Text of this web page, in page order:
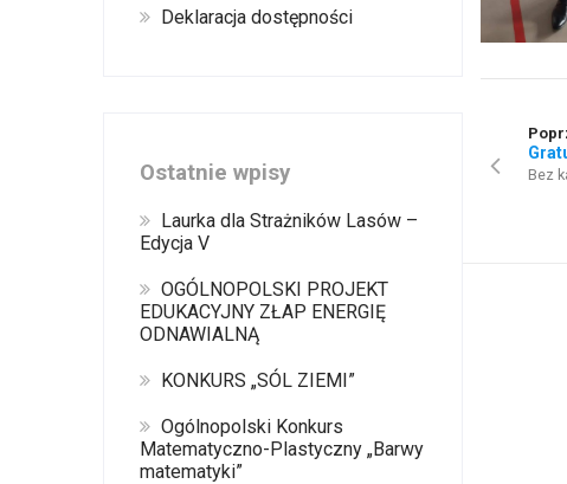
Deklaracja dostępności
Ostatnie wpisy
Laurka dla Strażników Lasów –
Edycja V
OGÓLNOPOLSKI PROJEKT
EDUKACYJNY ZŁAP ENERGIĘ
ODNAWIALNĄ
KONKURS „SÓL ZIEMI”
Ogólnopolski Konkurs
Matematyczno-Plastyczny „Barwy
matematyki”
Bez